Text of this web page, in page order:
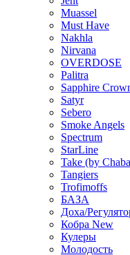
Muassel
Must Have
Nakhla
Nirvana
OVERDOSE
Palitra
Sapphire
Satyr
Sebero
Smoke Angels
Spectrum
StarLine
Take (by
Tangiers
Trofimoffs
БАЗА
Доха/
Кобра New
Кулеры
Молодость